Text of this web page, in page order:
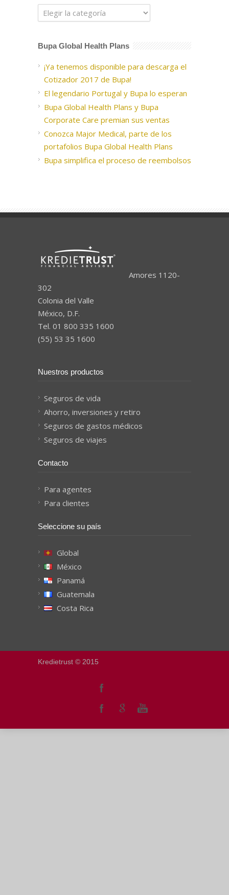
Categorías
Bupa Global Health Plans
¡Ya tenemos disponible para descarga el
Cotizador 2017 de Bupa!
El legendario Portugal y Bupa lo esperan
Bupa Global Health Plans y Bupa
Corporate Care premian sus ventas
Conozca Major Medical, parte de los
portafolios Bupa Global Health Plans
Bupa simplifica el proceso de reembolsos
Amores 1120-
302
Colonia del Valle
México, D.F.
Tel. 01 800 335 1600
(55) 53 35 1600
Nuestros productos
Seguros de vida
Ahorro, inversiones y retiro
Seguros de gastos médicos
Seguros de viajes
Contacto
Para agentes
Para clientes
Seleccione su país
Global
México
Panamá
Guatemala
Costa Rica
Kredietrust © 2015